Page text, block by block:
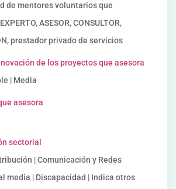
de mentores voluntarios que
ASESOR, CONSULTOR,
prestador privado de servicios
de los proyectos que asesora
| Media
asesora
sectorial
| Comunicación y Redes
media | Discapacidad | Indica otros